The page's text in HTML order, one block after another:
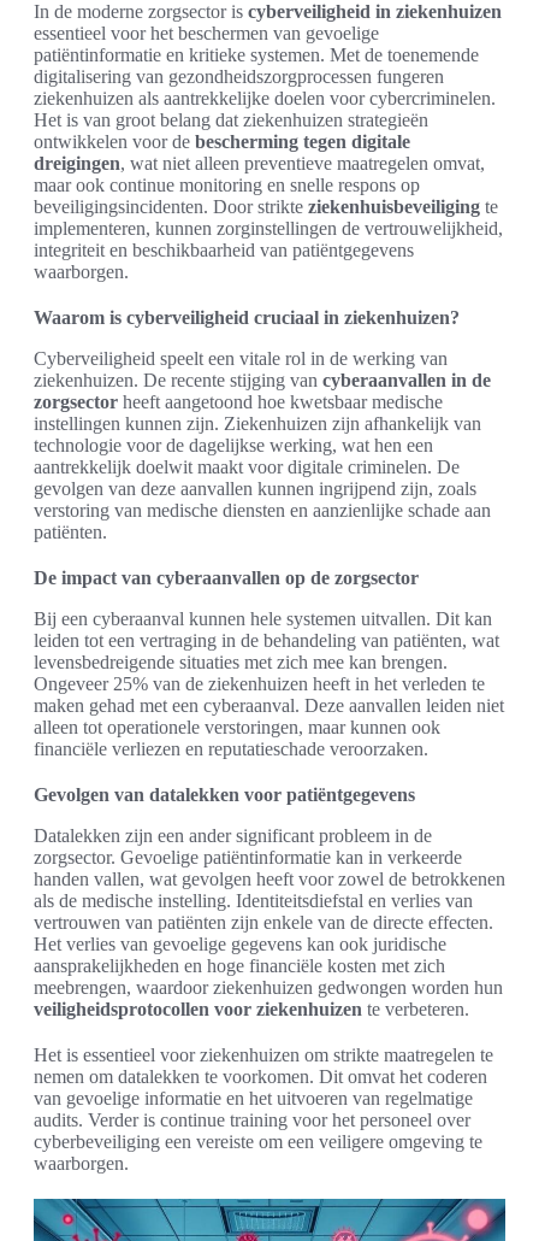
In de moderne zorgsector is cyberveiligheid in ziekenhuizen
essentieel voor het beschermen van gevoelige
patiëntinformatie en kritieke systemen. Met de toenemende
digitalisering van gezondheidszorgprocessen fungeren
ziekenhuizen als aantrekkelijke doelen voor cybercriminelen.
Het is van groot belang dat ziekenhuizen strategieën
ontwikkelen voor de bescherming tegen digitale
dreigingen, wat niet alleen preventieve maatregelen omvat,
maar ook continue monitoring en snelle respons op
beveiligingsincidenten. Door strikte ziekenhuisbeveiliging te
implementeren, kunnen zorginstellingen de vertrouwelijkheid,
integriteit en beschikbaarheid van patiëntgegevens
waarborgen.
Waarom is cyberveiligheid cruciaal in ziekenhuizen?
Cyberveiligheid speelt een vitale rol in de werking van
ziekenhuizen. De recente stijging van cyberaanvallen in de
zorgsector heeft aangetoond hoe kwetsbaar medische
instellingen kunnen zijn. Ziekenhuizen zijn afhankelijk van
technologie voor de dagelijkse werking, wat hen een
aantrekkelijk doelwit maakt voor digitale criminelen. De
gevolgen van deze aanvallen kunnen ingrijpend zijn, zoals
verstoring van medische diensten en aanzienlijke schade aan
patiënten.
De impact van cyberaanvallen op de zorgsector
Bij een cyberaanval kunnen hele systemen uitvallen. Dit kan
leiden tot een vertraging in de behandeling van patiënten, wat
levensbedreigende situaties met zich mee kan brengen.
Ongeveer 25% van de ziekenhuizen heeft in het verleden te
maken gehad met een cyberaanval. Deze aanvallen leiden niet
alleen tot operationele verstoringen, maar kunnen ook
financiële verliezen en reputatieschade veroorzaken.
Gevolgen van datalekken voor patiëntgegevens
Datalekken zijn een ander significant probleem in de
zorgsector. Gevoelige patiëntinformatie kan in verkeerde
handen vallen, wat gevolgen heeft voor zowel de betrokkenen
als de medische instelling. Identiteitsdiefstal en verlies van
vertrouwen van patiënten zijn enkele van de directe effecten.
Het verlies van gevoelige gegevens kan ook juridische
aansprakelijkheden en hoge financiële kosten met zich
meebrengen, waardoor ziekenhuizen gedwongen worden hun
veiligheidsprotocollen voor ziekenhuizen te verbeteren.
Het is essentieel voor ziekenhuizen om strikte maatregelen te
nemen om datalekken te voorkomen. Dit omvat het coderen
van gevoelige informatie en het uitvoeren van regelmatige
audits. Verder is continue training voor het personeel over
cyberbeveiliging een vereiste om een veiligere omgeving te
waarborgen.